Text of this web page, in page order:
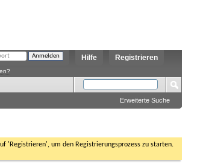
Registrieren
Hilfe
Erweiterte Suche
'Registrieren', um den Registrierungsprozess zu starten.